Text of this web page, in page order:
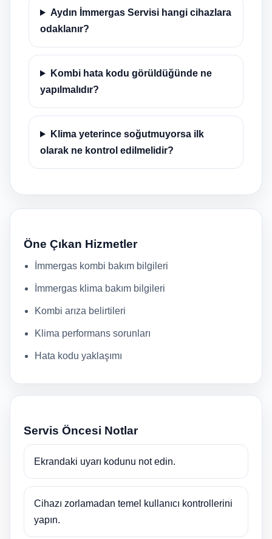
Aydın İmmergas Servisi hangi cihazlara
odaklanır?
Kombi hata kodu görüldüğünde ne
yapılmalıdır?
Klima yeterince soğutmuyorsa ilk
olarak ne kontrol edilmelidir?
Öne Çıkan Hizmetler
İmmergas kombi bakım bilgileri
İmmergas klima bakım bilgileri
Kombi arıza belirtileri
Klima performans sorunları
Hata kodu yaklaşımı
Servis Öncesi Notlar
Ekrandaki uyarı kodunu not edin.
Cihazı zorlamadan temel kullanıcı kontrollerini
yapın.